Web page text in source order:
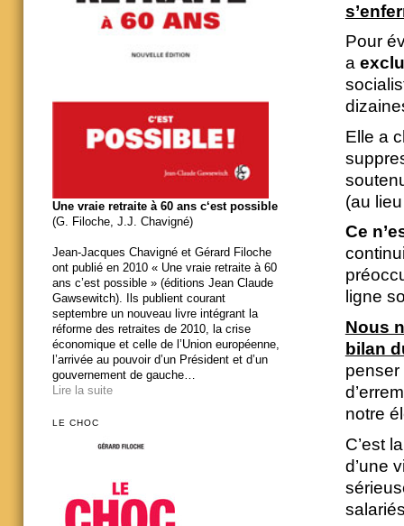
Pour
a exclu
Elle a
(au
Ce
ligne
Nous
bilan
penser
notre
C’est
d’une
Une vraie retraite à 60 ans c‘est possible
(G. Filoche, J.J. Chavigné)
Jean-Jacques Chavigné et Gérard Filoche
ont publié en 2010 « Une vraie retraite à 60
ans c’est possible » (éditions Jean Claude
Gawsewitch). Ils publient courant
septembre un nouveau livre intégrant la
réforme des retraites de 2010, la crise
économique et celle de l’Union européenne,
l’arrivée au pouvoir d’un Président et d’un
gouvernement de gauche…
Lire la suite
LE CHOC